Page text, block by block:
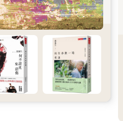
件事。和生產一樣嚴肅。
搜尋文學作品來幫助自己走過這段
任何關於人工流產的作品（而我
詫異地發現，竟然沒有一本像樣
命中最深刻的經驗為主題。人工
了生理、心理、道德、精神、政